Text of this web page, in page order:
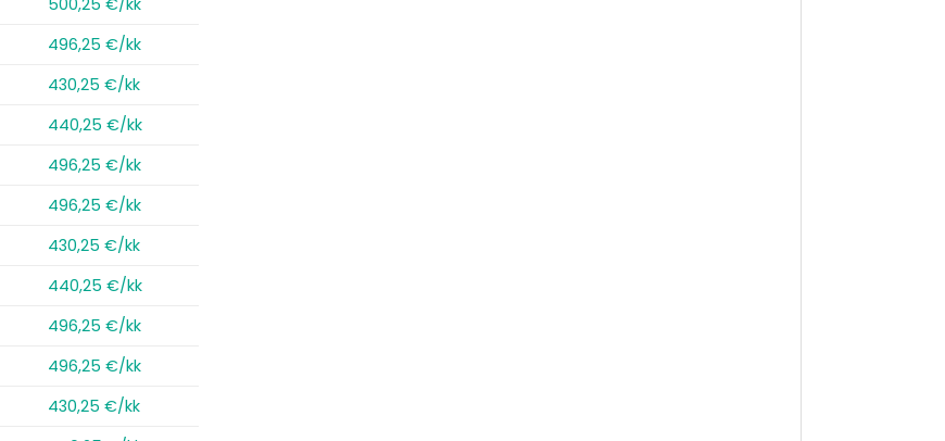
500,25 €/kk
496,25 €/kk
430,25 €/kk
440,25 €/kk
496,25 €/kk
496,25 €/kk
430,25 €/kk
440,25 €/kk
496,25 €/kk
496,25 €/kk
430,25 €/kk